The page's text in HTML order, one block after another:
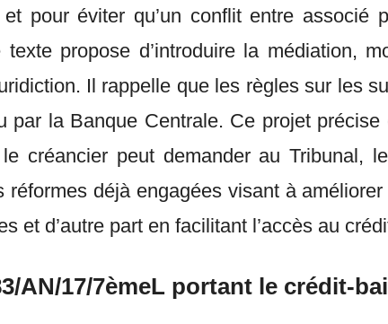
pour éviter qu’un conflit entre associé
propose d’introduire la médiation,
Il rappelle que les règles sur les
la Banque Centrale. Ce projet précise
créancier peut demander au Tribunal,
déjà engagées visant à
et d’autre part en facilitant l’accès au
AN/17/7èmeL portant le crédit-